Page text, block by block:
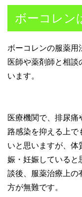
ボーコレン
ボーコレンの服薬用
医師や薬剤師と相談
います。
医療機関で、排尿痛
路感染を抑える上で
いと思いますが、体
娠・妊娠していると
談後、服薬治療上の
方が無難です。